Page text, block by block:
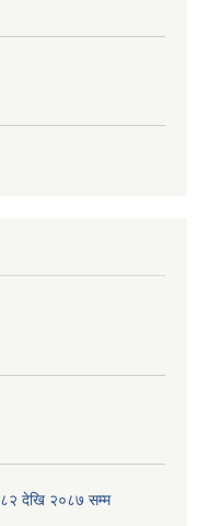
देखि २०८७ सम्म